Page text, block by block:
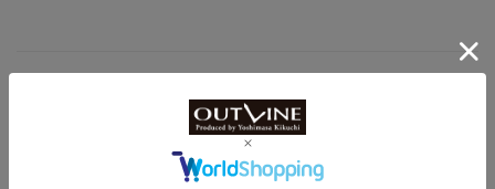
【1000m防水の怪物も射程圏内!?】10万
円〜20万円台の“最強ダイバーズウオッ